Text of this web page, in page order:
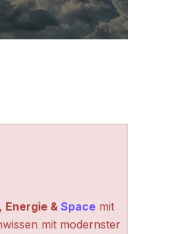
, Energie & Space mit
mit modernster